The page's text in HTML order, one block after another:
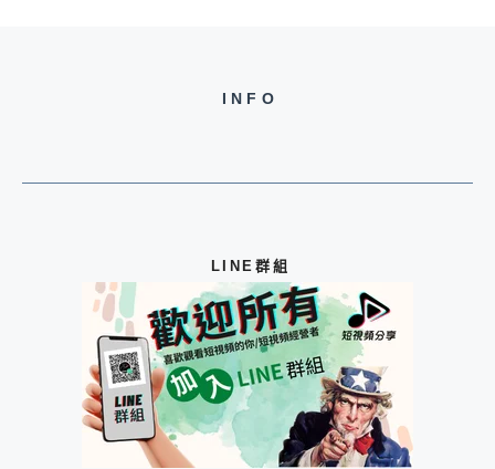
INFO
LINE群組